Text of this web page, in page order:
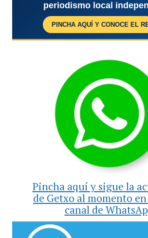
periodismo local
PINCHA AQUÍ Y CONOCE EL
Pincha aquí y sigue la
de Getxo al momento
canal de